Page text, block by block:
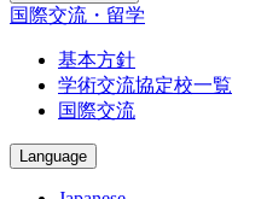
国際交流・留学
基本方針
学術交流協定校一覧
国際交流
Language